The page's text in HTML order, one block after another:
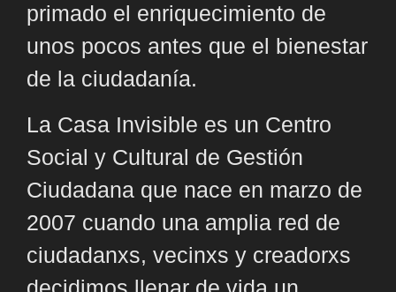
primado el enriquecimiento de
unos pocos antes que el bienestar
de la ciudadanía.
La Casa Invisible es un Centro
Social y Cultural de Gestión
Ciudadana que nace en marzo de
2007 cuando una amplia red de
ciudadanxs, vecinxs y creadorxs